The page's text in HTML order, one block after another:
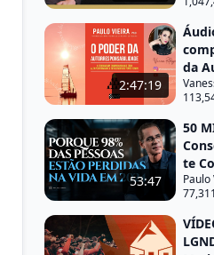
2:47:19
da
53:47
50
te
Paulo